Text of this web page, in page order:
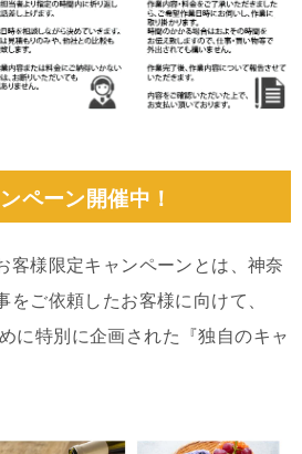
ペーン開催中！
客様限定キャンペーンとは、神奈
をご依頼したお客様に向けて、
に特別に企画された『独自のキャ